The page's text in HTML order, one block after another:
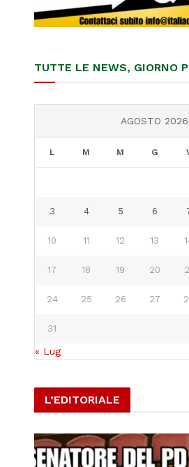
TUTTE LE NEWS, GIORNO
AGOSTO 2026
L M M G
3 4 5 6
10 11 12 13
17 18 19 20
24 25 26 27
31
« Lug
L’EDITORIALE